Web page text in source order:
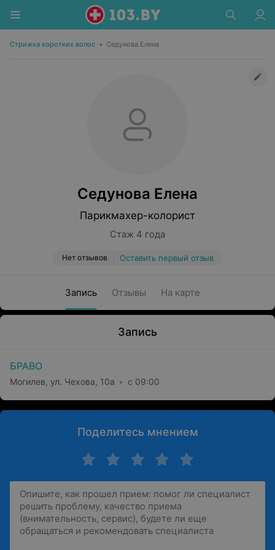
Стрижка коротких волос • Седунова Елена
Седунова Елена
Парикмахер-колорист
Стаж 4 года
Нет отзывов Оставить первый отзыв
Запись Отзывы На карте
Запись
БРАВО
Могилев, ул. Чехова, 10а с 09:00
Поделитесь мнением